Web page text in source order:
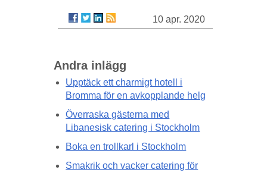
10 apr. 2020
Andra inlägg
Upptäck ett charmigt hotell i
Bromma för en avkopplande helg
Överraska gästerna med
Libanesisk catering i Stockholm
Boka en trollkarl i Stockholm
Smakrik och vacker catering för